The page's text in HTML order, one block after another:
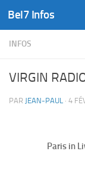
Skip to content
Bel7 Infos
INFOS
VIRGIN
PAR JEAN-PAUL · 4
Paris in